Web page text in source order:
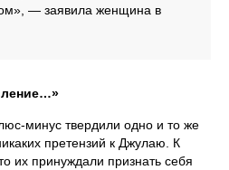
— заявила женщина в
твердили одно и то же
претензий к Джулаю. К
их принуждали признать себя